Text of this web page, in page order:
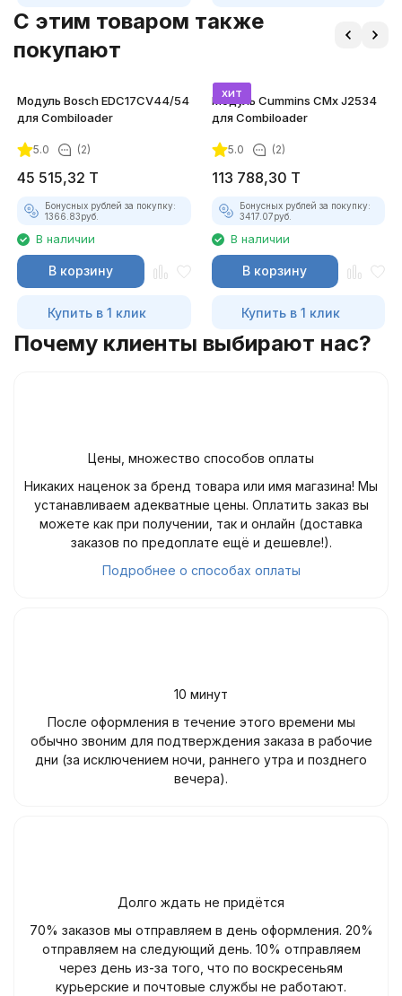
C этим товаром также
покупают
Модуль Bosch EDC17CV44/54
для Combiloader
5.0 (2)
45 515,32 T
Бонусных рублей за покупку:
1366.83руб.
В наличии
В корзину
Купить в 1 клик
хит
Модуль Cummins CMx J2534
для Combiloader
5.0 (2)
113 788,30 T
Бонусных рублей за покупку:
3417.07руб.
В наличии
В корзину
Купить в 1 клик
Почему клиенты выбирают нас?
Цены, множество способов оплаты
Никаких наценок за бренд товара или имя магазина! Мы
устанавливаем адекватные цены. Оплатить заказ вы
можете как при получении, так и онлайн (доставка
заказов по предоплате ещё и дешевле!).
Подробнее о способах оплаты
10 минут
После оформления в течение этого времени мы
обычно звоним для подтверждения заказа в рабочие
дни (за исключением ночи, раннего утра и позднего
вечера).
Долго ждать не придётся
70% заказов мы отправляем в день оформления. 20%
отправляем на следующий день. 10% отправляем
через день из-за того, что по воскресеньям
курьерские и почтовые службы не работают.